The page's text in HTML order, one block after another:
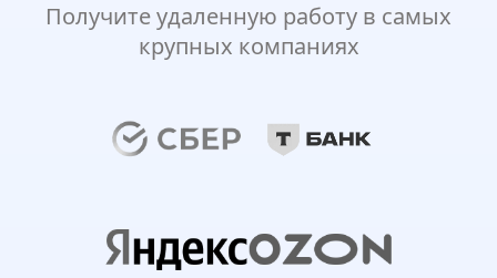
Получите удаленную работу в самых
крупных компаниях